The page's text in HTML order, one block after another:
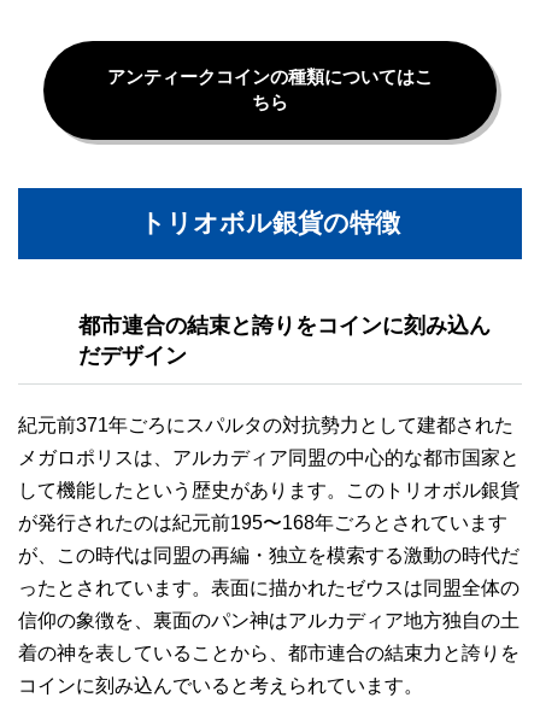
アンティークコインの種類についてはこ
ちら
トリオボル銀貨の特徴
都市連合の結束と誇りをコインに刻み込ん
だデザイン
紀元前371年ごろにスパルタの対抗勢力として建都された
メガロポリスは、アルカディア同盟の中心的な都市国家と
して機能したという歴史があります。このトリオボル銀貨
が発行されたのは紀元前195〜168年ごろとされています
が、この時代は同盟の再編・独立を模索する激動の時代だ
ったとされています。表面に描かれたゼウスは同盟全体の
信仰の象徴を、裏面のパン神はアルカディア地方独自の土
着の神を表していることから、都市連合の結束力と誇りを
コインに刻み込んでいると考えられています。